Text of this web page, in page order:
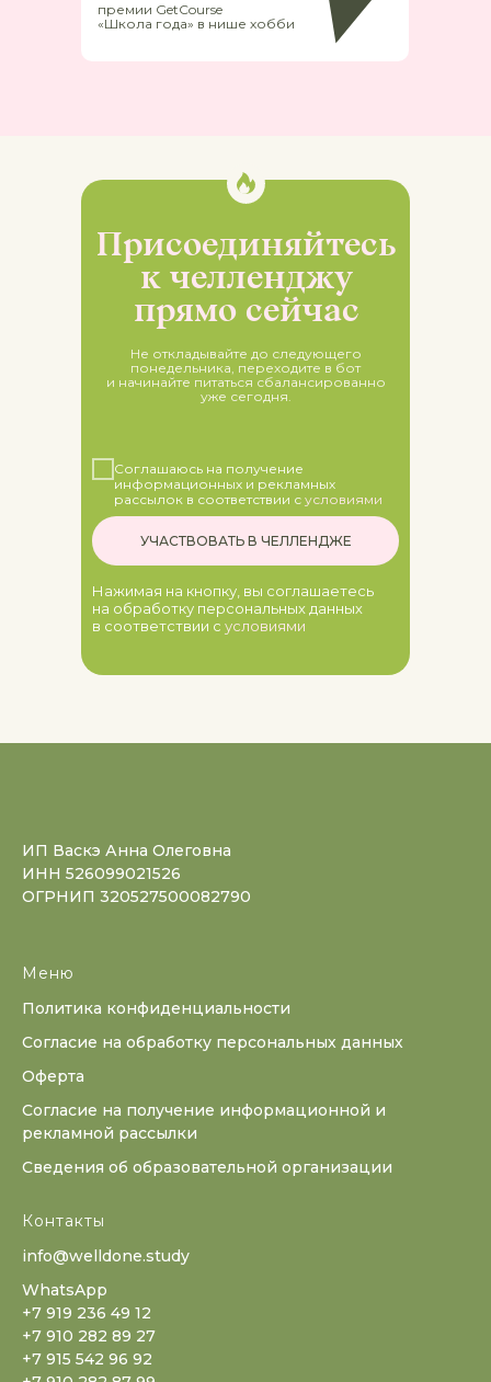
премии GetCourse
«Школа года» в нише хобби
Присоединяйтесь
к челленджу
прямо сейчас
Не откладывайте до следующего
понедельника, переходите в бот
и начинайте питаться сбалансированно
уже сегодня.
Соглашаюсь на получение
информационных и рекламных
рассылок в соответствии с условиями
УЧАСТВОВАТЬ В ЧЕЛЛЕНДЖЕ
Нажимая на кнопку, вы соглашаетесь
на обработку персональных данных
в соответствии с условиями
ИП Васкэ Анна Олеговна
ИНН 526099021526
ОГРНИП 320527500082790
Меню
Политика конфиденциальности
Согласие на обработку персональных данных
Оферта
Согласие на получение информационной и
рекламной рассылки
Сведения об образовательной организации
Контакты
info@welldone.study
WhatsApp
+7 919 236 49 12
+7 910 282 89 27
+7 915 542 96 92